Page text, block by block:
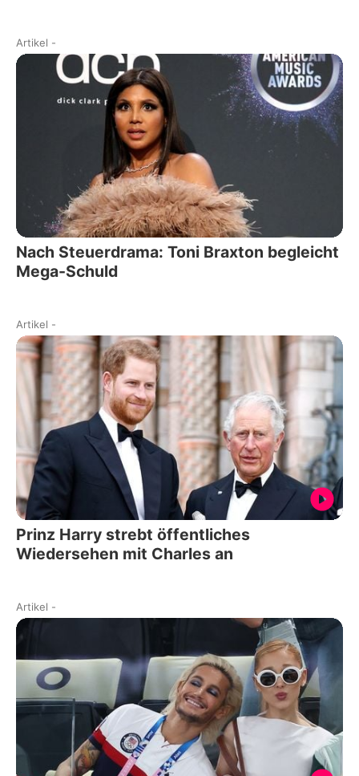
Artikel -
Nach Steuerdrama: Toni Braxton begleicht
Mega-Schuld
Artikel -
Prinz Harry strebt öffentliches
Wiedersehen mit Charles an
Artikel -